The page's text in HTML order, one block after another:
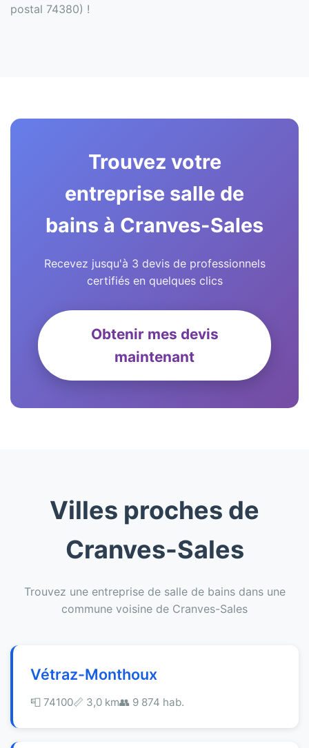
postal 74380) !
Trouvez votre
entreprise salle de
bains à Cranves-Sales
Recevez jusqu'à 3 devis de professionnels
certifiés en quelques clics
Obtenir mes devis
maintenant
Villes proches de
Cranves-Sales
Trouvez une entreprise de salle de bains dans une
commune voisine de Cranves-Sales
Vétraz-Monthoux
📮 74100📏 3,0 km👥 9 874 hab.